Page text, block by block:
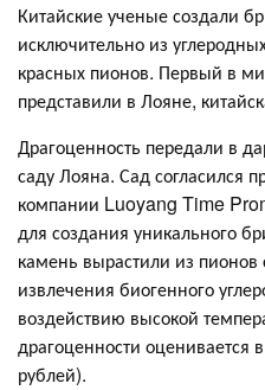
Китайские ученые создали
исключительно из
красных пионов. Первый в
представили в Лояне,
Драгоценность передали в
саду Лояна. Сад согласился
компании Luoyang Time
для создания уникального
камень вырастили из
извлечения биогенного
воздействию высокой
драгоценности
рублей).